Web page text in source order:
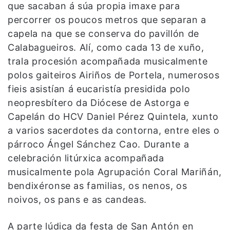
que sacaban á súa propia imaxe para
percorrer os poucos metros que separan a
capela na que se conserva do pavillón de
Calabagueiros. Alí, como cada 13 de xuño,
trala procesión acompañada musicalmente
polos gaiteiros Airiños de Portela, numerosos
fieis asistían á eucaristía presidida polo
neopresbítero da Diócese de Astorga e
Capelán do HCV Daniel Pérez Quintela, xunto
a varios sacerdotes da contorna, entre eles o
párroco Ángel Sánchez Cao. Durante a
celebración litúrxica acompañada
musicalmente pola Agrupación Coral Mariñán,
bendixéronse as familias, os nenos, os
noivos, os pans e as candeas.
A parte lúdica da festa de San Antón en